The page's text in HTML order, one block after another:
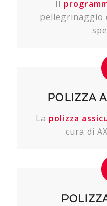
Il
pellegrinaggio
POLIZZA
La polizza
cura di